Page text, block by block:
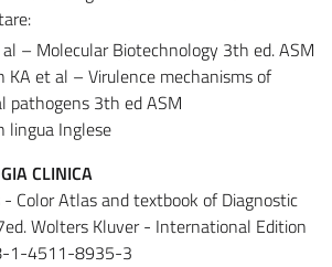
– Molecular Biotechnology 3th ed. ASM
KA et al – Virulence mechanisms of
pathogens 3th ed ASM
lingua Inglese
CLINICA
- Color Atlas and textbook of Diagnostic
Wolters Kluver - International Edition
1-4511-8935-3